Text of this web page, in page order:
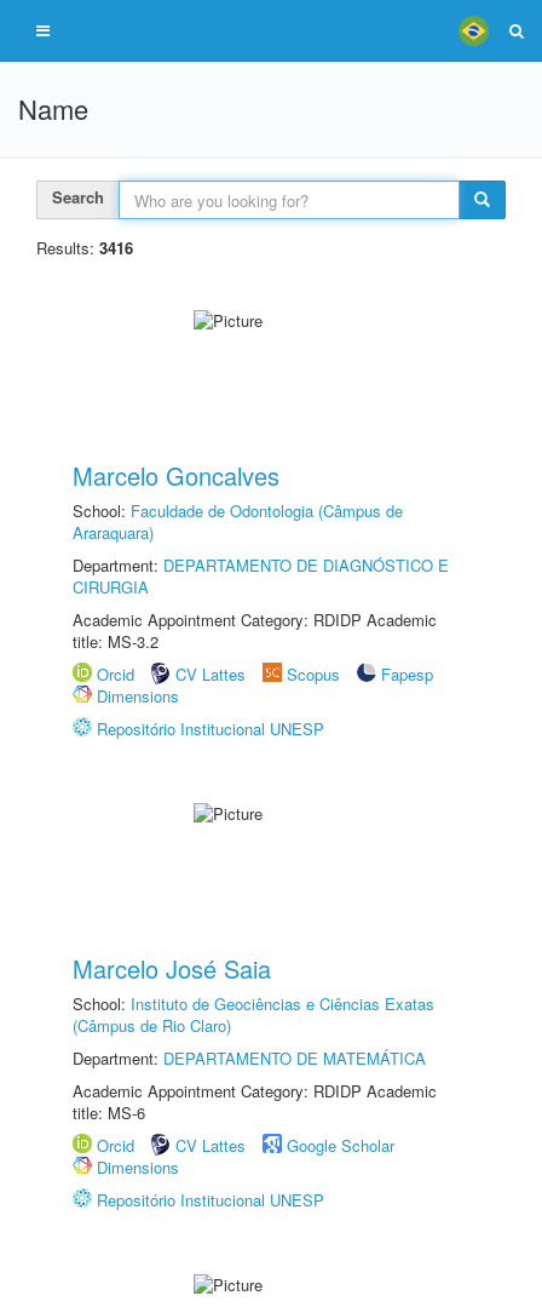
Name
Search
Results: 3416
Marcelo Goncalves
School: Faculdade de Odontologia (Câmpus de
Araraquara)
Department: DEPARTAMENTO DE DIAGNÓSTICO E
CIRURGIA
Academic Appointment Category: RDIDP Academic
title: MS-3.2
Orcid
CV Lattes Scopus
Fapesp
Dimensions
Repositório Institucional UNESP
Marcelo José Saia
School: Instituto de Geociências e Ciências Exatas
(Câmpus de Rio Claro)
Department: DEPARTAMENTO DE MATEMÁTICA
Academic Appointment Category: RDIDP Academic
title: MS-6
Orcid
CV Lattes
Google Scholar
Dimensions
Repositório Institucional UNESP